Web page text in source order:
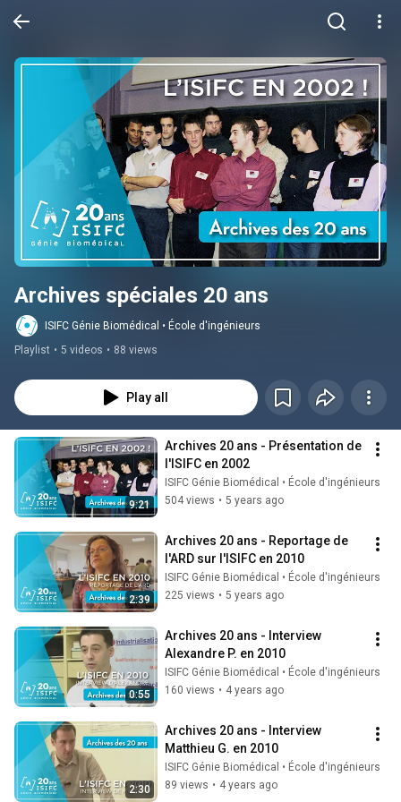
Archives spéciales 20 ans
ISIFC Génie Biomédical • École d'ingénieurs
Playlist • 5 videos • 88 views
Play all
9:21
Archives 20 ans - Présentation de
l'ISIFC en 2002
ISIFC Génie Biomédical • École d'ingénieurs
504 views • 5 years ago
2:39
Archives 20 ans - Reportage de
l'ARD sur l'ISIFC en 2010
ISIFC Génie Biomédical • École d'ingénieurs
225 views • 5 years ago
0:55
Archives 20 ans - Interview
Alexandre P. en 2010
ISIFC Génie Biomédical • École d'ingénieurs
160 views • 4 years ago
2:30
Archives 20 ans - Interview
Matthieu G. en 2010
ISIFC Génie Biomédical • École d'ingénieurs
89 views • 4 years ago